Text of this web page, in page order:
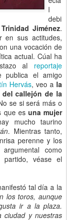
l
debi
Trinidad Jiménez.
en sus actitudes,
una vocación de
actual. Cúal ha
al reportaje
publica el amigo
Hervás, veo a la
callejón de la
se si será más o
que es una mujer
mucho taurino
. Mientras tanto,
perenne y los
como
véase el
tal día a la
los toros, aunque
ir a la plaza.
ciudad y nuestras